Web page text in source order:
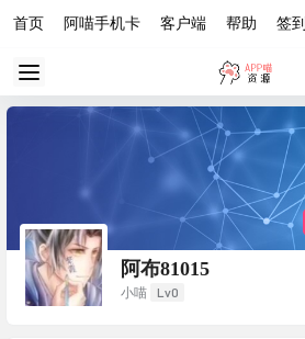
首页 阿喵手机卡 客户端 帮助 签到
阿布81015
小喵 Lv0